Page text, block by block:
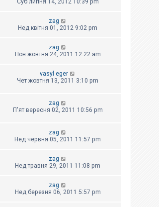
Суб липня 14, 2012 10:39 pm
zag
Нед квітня 01, 2012 9:02 pm
zag
Пон жовтня 24, 2011 12:22 am
vasyl eger
Чет жовтня 13, 2011 3:10 pm
zag
П'ят вересня 02, 2011 10:56 pm
zag
Нед червня 05, 2011 11:57 pm
zag
Нед травня 29, 2011 11:08 pm
zag
Нед березня 06, 2011 5:57 pm